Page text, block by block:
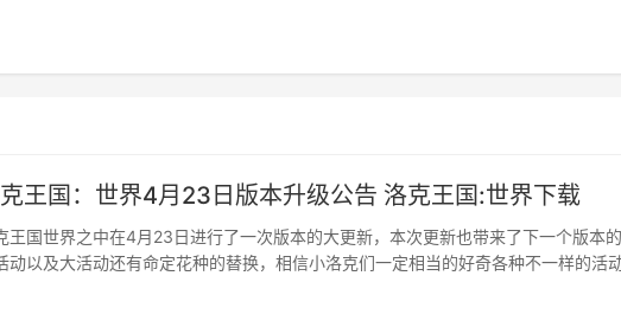
王国：世界4月23日版本升级公告 洛克王国:世界下载
王国世界之中在4月23日进行了一次版本的大更新，本次更新也带来了下一个版本
动以及大活动还有命定花种的替换，相信小洛克们一定相当的好奇各种不一样的活